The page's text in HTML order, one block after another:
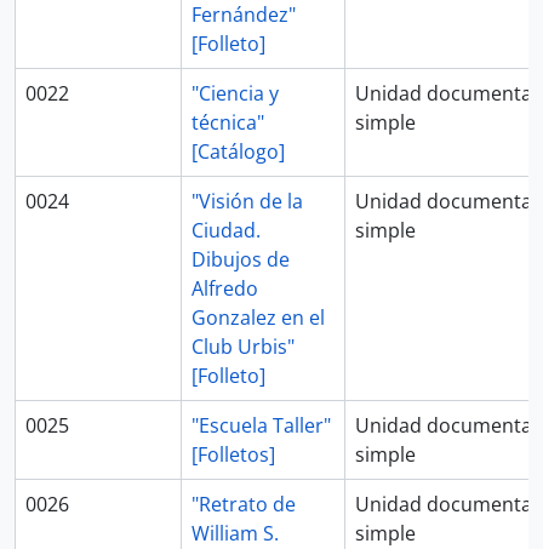
Fernández"
[Folleto]
0022
"Ciencia y
técnica"
[Catálogo]
Unidad documental
simple
0024
"Visión de la
Ciudad.
Dibujos de
Alfredo
Gonzalez en el
Club Urbis"
[Folleto]
Unidad documental
simple
0025
"Escuela Taller"
[Folletos]
Unidad documental
simple
0026
"Retrato de
William S.
Unidad documental
simple